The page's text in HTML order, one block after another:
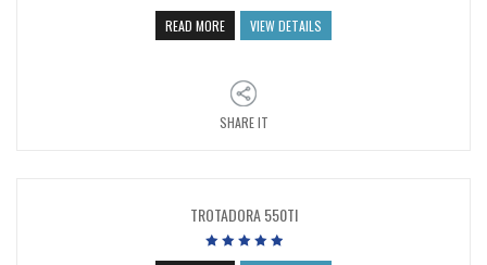
READ MORE VIEW DETAILS
SHARE IT
TROTADORA 550TI